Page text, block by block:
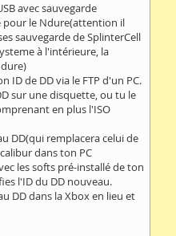
avec sauvegarde
pour le Ndure(attention il
sauvegarde de SplinterCell
à l'intérieure, la
ID de DD via le FTP d'un PC.
sur une disquette, ou tu le
en plus l'ISO
DD(qui remplacera celui de
dans ton PC
les softs pré-installé de ton
l'ID du DD nouveau.
DD dans la Xbox en lieu et